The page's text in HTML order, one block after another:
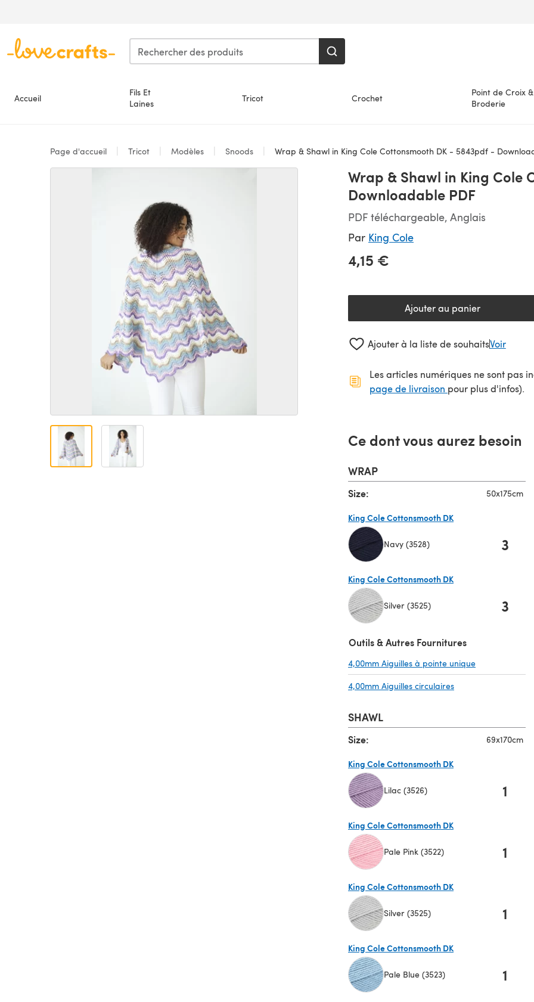
Accueil
Fils Et
Laines
Tricot Crochet
Point de Croix &
Broderie
Page d'accueil Tricot Modèles Snoods Wrap & Shawl in King Cole Cottonsmooth DK - 5843pdf -
Wrap & Shawl in King Cole
Downloadable PDF
PDF téléchargeable, Anglais
Par King Cole
4,15 €
Ajouter au panier
Ajouter à la liste de souhaitsVoir
Les articles numériques ne sont pas
page de livraison (s'ouvre dans un
pour plus d'infos).
Ce dont vous aurez besoin
WRAP
Size: 50x175cm
King Cole Cottonsmooth DK
Navy (3528) 3
King Cole Cottonsmooth DK
Silver (3525) 3
Outils & Autres Fournitures
4,00mm Aiguilles à pointe unique
4,00mm Aiguilles circulaires
SHAWL
Size: 69x170cm
King Cole Cottonsmooth DK
Lilac (3526) 1
King Cole Cottonsmooth DK
Pale Pink (3522) 1
King Cole Cottonsmooth DK
Silver (3525) 1
King Cole Cottonsmooth DK
Pale Blue (3523) 1